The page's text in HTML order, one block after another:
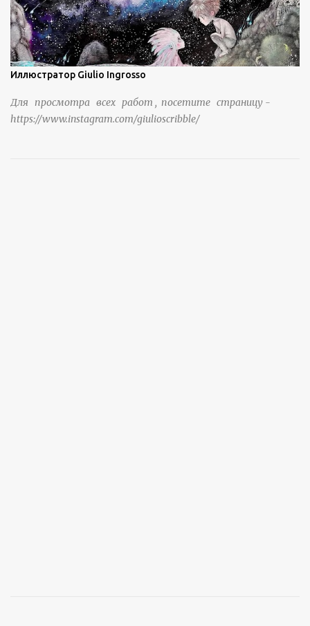
Иллюстратор Giulio Ingrosso
Для просмотра всех работ , посетите страницу -
https://www.instagram.com/giulioscribble/